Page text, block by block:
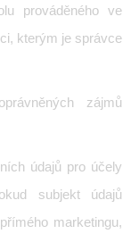
prováděného ve
kterým je správce
zájmů
údajů pro účely
subjekt údajů
marketingu,